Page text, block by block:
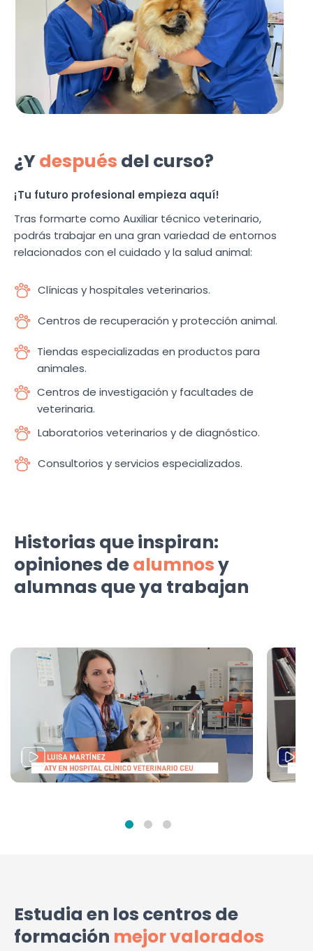
¿Ydespués del curso?
¡Tu futuro profesional empieza aquí!
Tras formarte como Auxiliar técnico veterinario,
podrás trabajar en una gran variedad de entornos
relacionados con el cuidado y la salud animal:
Clínicas y hospitales veterinarios.
Centros de recuperación y protección animal.
Tiendas especializadas en productos para
animales.
Centros de investigación y facultades de
veterinaria.
Laboratorios veterinarios y de diagnóstico.
Consultorios y servicios especializados.
Historias que inspiran:
opiniones dealumnosy
alumnas que ya trabajan
Estudia en los centros de
formación mejor valorados